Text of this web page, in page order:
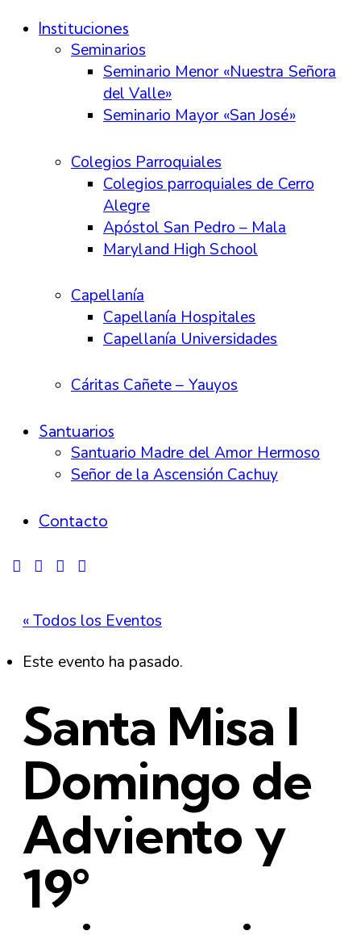
Instituciones
Seminarios
Seminario Menor «Nuestra Señora
del Valle»
Seminario Mayor «San José»
Colegios Parroquiales
Colegios parroquiales de Cerro
Alegre
Apóstol San Pedro – Mala
Maryland High School
Capellanía
Capellanía Hospitales
Capellanía Universidades
Cáritas Cañete – Yauyos
Santuarios
Santuario Madre del Amor Hermoso
Señor de la Ascensión Cachuy
Contacto
« Todos los Eventos
Este evento ha pasado.
Santa Misa I
Domingo de
Adviento y
19°